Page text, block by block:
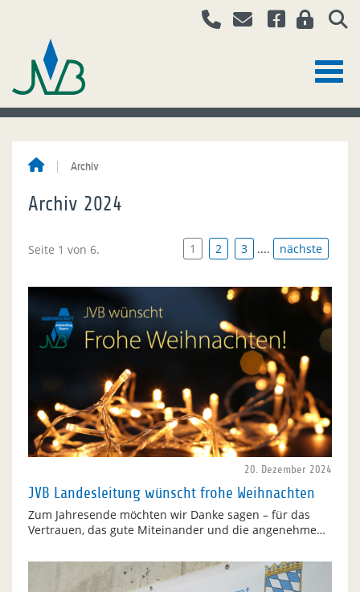
Archiv
Archiv 2024
Seite 1 von 6. 1 2 3 .... nächste
20. Dezember 2024
JVB Landesleitung wünscht frohe Weihnachten
Zum Jahresende möchten wir Danke sagen – für das
Vertrauen, das gute Miteinander und die angenehme…